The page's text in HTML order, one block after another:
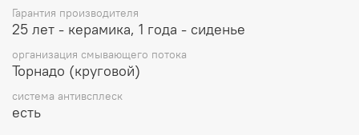
Гарантия производителя
25 лет - керамика, 1 года - сиденье
организация смывающего потока
Торнадо (круговой)
система антивсплеск
есть